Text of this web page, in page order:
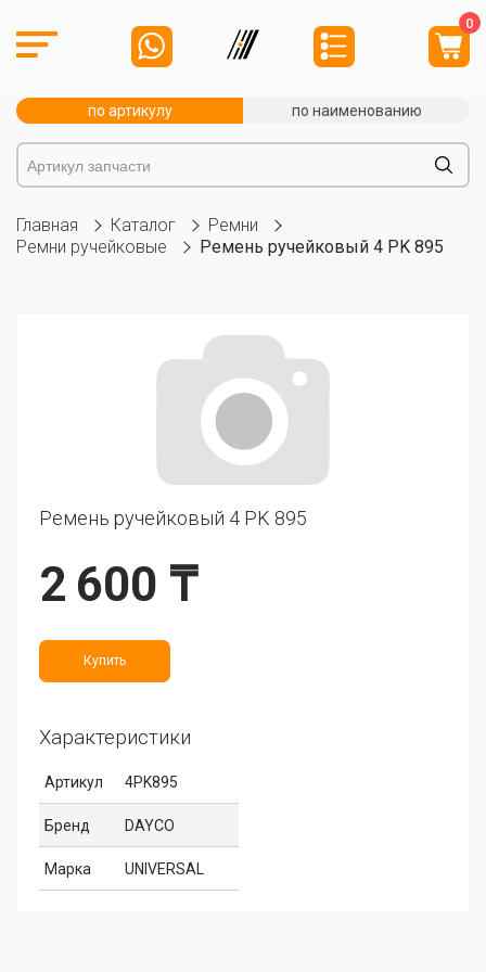
0
по артикулу по наименованию
Главная Каталог
Ремни
Ремни ручейковые
Ремень ручейковый 4 PK 895
Ремень ручейковый 4 PK 895
2 600 ₸
Купить
Характеристики
Артикул 4PK895
Бренд DAYCO
Марка UNIVERSAL